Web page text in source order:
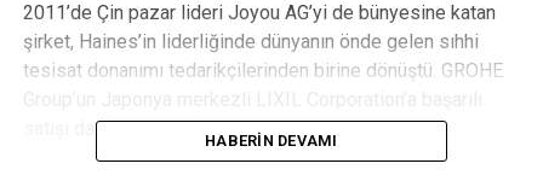
2011’de Çin pazar lideri Joyou AG’yi de bünyesine katan
şirket, Haines’in liderliğinde dünyanın önde gelen sıhhi
tesisat donanımı tedarikçilerinden birine dönüştü. GROHE
satışı da yine Haines’in yönetiminde gerçekleşti.
HABERIN DEVAMI